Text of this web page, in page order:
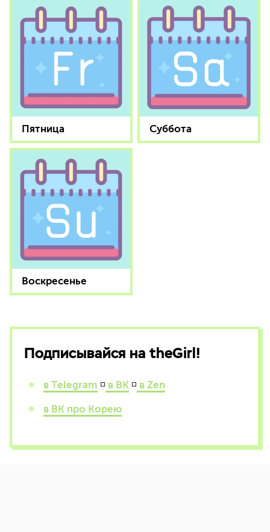
Пятница Суббота
Воскресенье
Подписывайся на theGirl!
в Telegram ◽ в ВК ◽ в Zen
в ВК про Корею